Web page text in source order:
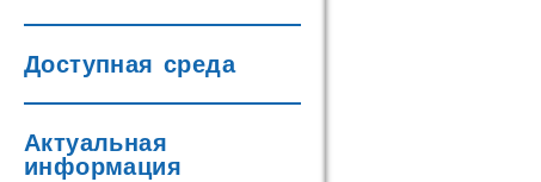
Доступная среда
Актуальная
информация